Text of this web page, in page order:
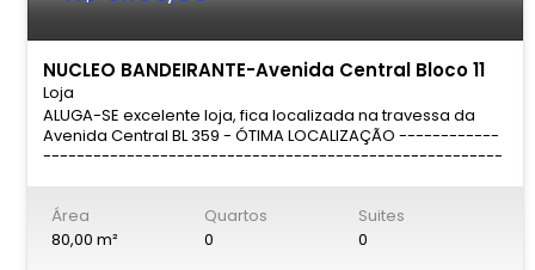
NUCLEO BANDEIRANTE-Avenida Central Bloco 11
Loja
ALUGA-SE excelente loja, fica localizada na travessa da
Avenida Central BL 359 - ÓTIMA LOCALIZAÇÃO ------------
-------------------------------------------------------
-------------------------------------------------------
--------------- VALORES: Aluguel: R$ 3.100,00; Água e luz
Área
80,00 m²
Quartos
0
Suites
0